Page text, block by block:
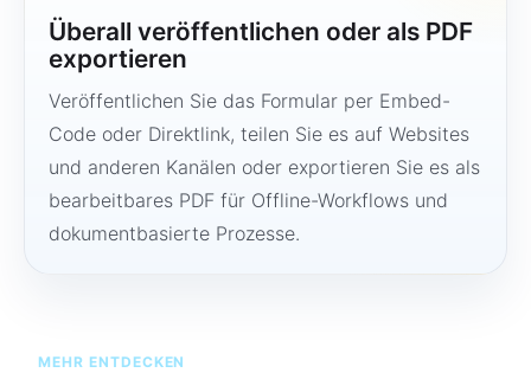
Überall veröffentlichen oder als PDF
exportieren
Veröffentlichen Sie das Formular per Embed-
Code oder Direktlink, teilen Sie es auf Websites
und anderen Kanälen oder exportieren Sie es als
bearbeitbares PDF für Offline-Workflows und
dokumentbasierte Prozesse.
MEHR ENTDECKEN